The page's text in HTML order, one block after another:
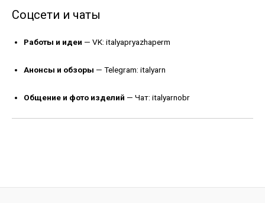
Соцсети и чаты
Работы и идеи — VK: italyapryazhaperm
Анонсы и обзоры — Telegram: italyarn
Общение и фото изделий — Чат: italyarnobr